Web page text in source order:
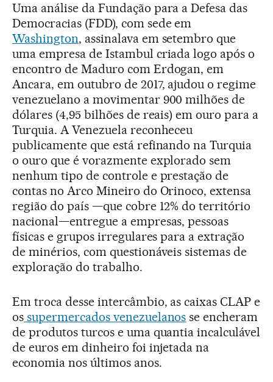
Uma análise da Fundação para a Defesa das
Democracias (FDD), com sede em
Washington, assinalava em setembro que
uma empresa de Istambul criada logo após o
encontro de Maduro com Erdogan, em
Ancara, em outubro de 2017, ajudou o regime
venezuelano a movimentar 900 milhões de
dólares (4,95 bilhões de reais) em ouro para a
Turquia. A Venezuela reconheceu
publicamente que está refinando na Turquia
o ouro que é vorazmente explorado sem
nenhum tipo de controle e prestação de
contas no Arco Mineiro do Orinoco, extensa
região do país —que cobre 12% do território
nacional—entregue a empresas, pessoas
físicas e grupos irregulares para a extração
de minérios, com questionáveis sistemas de
exploração do trabalho.
Em troca desse intercâmbio, as caixas CLAP e
ossupermercados venezuelanos se encheram
de produtos turcos e uma quantia incalculável
de euros em dinheiro foi injetada na
economia nos últimos anos.